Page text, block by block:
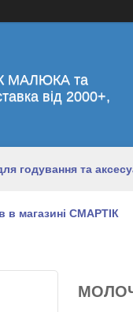
МАЛЮКА та
від 2000+,
годування та
в магазині СМАРТІК